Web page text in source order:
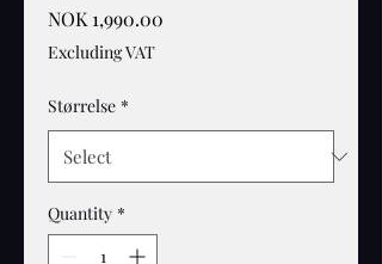
NOK 1,990.00
Excluding VAT
Størrelse *
Quantity *